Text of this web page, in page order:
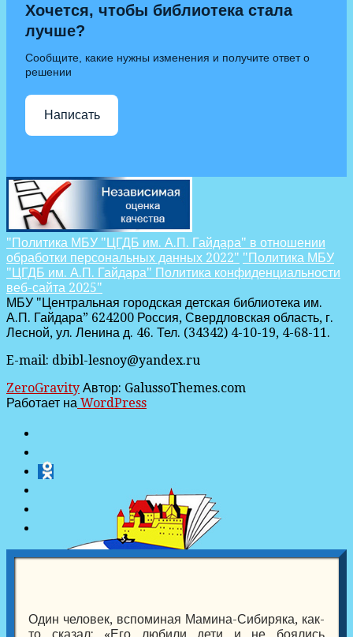
Хочется, чтобы библиотека стала
лучше?
Сообщите, какие нужны изменения и получите ответ о
решении
Написать
"Политика МБУ "ЦГДБ им. А.П. Гайдара" в отношении
обработки персональных данных 2022" "Политика МБУ
"ЦГДБ им. А.П. Гайдара" Политика конфиденциальности
веб-сайта 2025"
МБУ "Центральная городская детская библиотека им.
А.П. Гайдара” 624200 Россия, Свердловская область, г.
Лесной, ул. Ленина д. 46. Тел. (34342) 4-10-19, 4-68-11.
E-mail: dbibl-lesnoy@yandex.ru
ZeroGravity Автор: GalussoThemes.com
Работает на WordPress
Один человек, вспоминая Мамина-Сибиряка, как-
то сказал: «Его любили дети и не боялись